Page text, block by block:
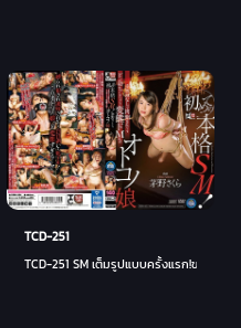
JUNCTION vol.17
TCD-251
TCD-251 SM เต็มรูปแบบครั้งแรก!ของสาวดุ้